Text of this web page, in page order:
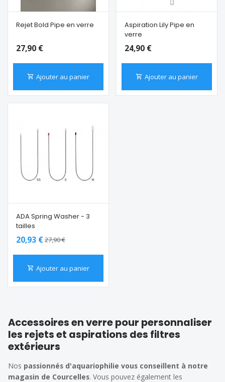
Rejet Bold Pipe en verre
27,90 €
Ajouter au panier
Aspiration Lily Pipe en
verre
24,90 €
Ajouter au panier
ADA Spring Washer - 3
tailles
20,93 €27,90 €
Ajouter au panier
Accessoires en verre pour personnaliser
les rejets et aspirations des filtres
extérieurs
Nos passionnés d'aquariophilie vous conseillent à notre
magasin de Courcelles. Vous pouvez également les